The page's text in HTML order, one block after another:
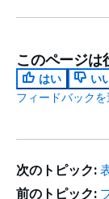
このページは
はい
い
フィードバック
次のトピック:
前のトピック: